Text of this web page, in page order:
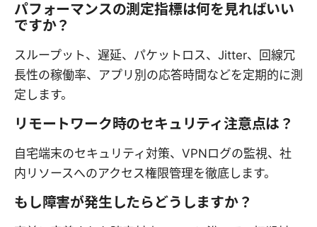
パフォーマンスの測定指標は何を見ればいい
ですか？
スループット、遅延、パケットロス、Jitter、回線冗
長性の稼働率、アプリ別の応答時間などを定期的に測
定します。
リモートワーク時のセキュリティ注意点は？
自宅端末のセキュリティ対策、VPNログの監視、社
内リソースへのアクセス権限管理を徹底します。
もし障害が発生したらどうしますか？